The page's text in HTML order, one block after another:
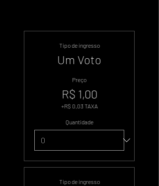
Tipo de ingresso
Um Voto
Preço
R$ 1,00
+R$ 0,03 TAXA
Quantidade
Tipo de ingresso